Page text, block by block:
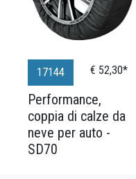
17144 € 52,30*
Performance,
coppia di calze da
neve per auto -
SD70